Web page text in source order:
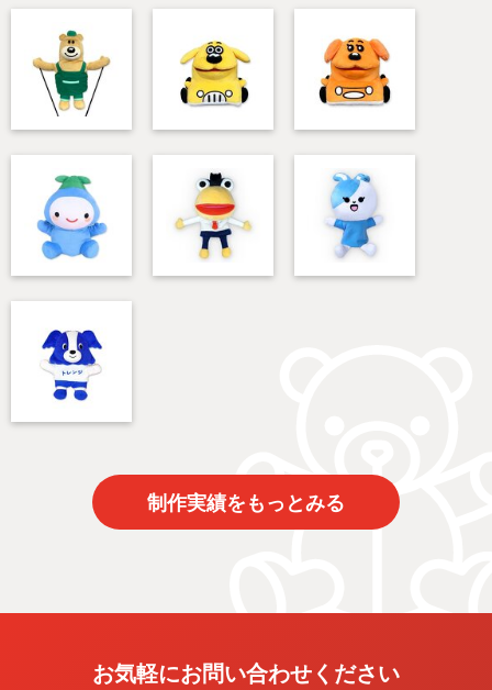
制作実績をもっとみる
お気軽にお問い合わせください